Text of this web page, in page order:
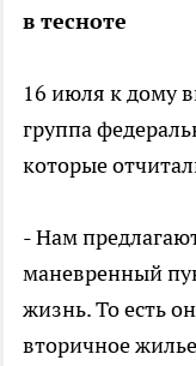
в тесноте
16 июля к дому
группа
которые
- Нам
маневренный
жизнь. То есть
вторичное